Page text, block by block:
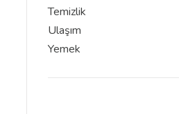
Temizlik
Ulaşım
Yemek